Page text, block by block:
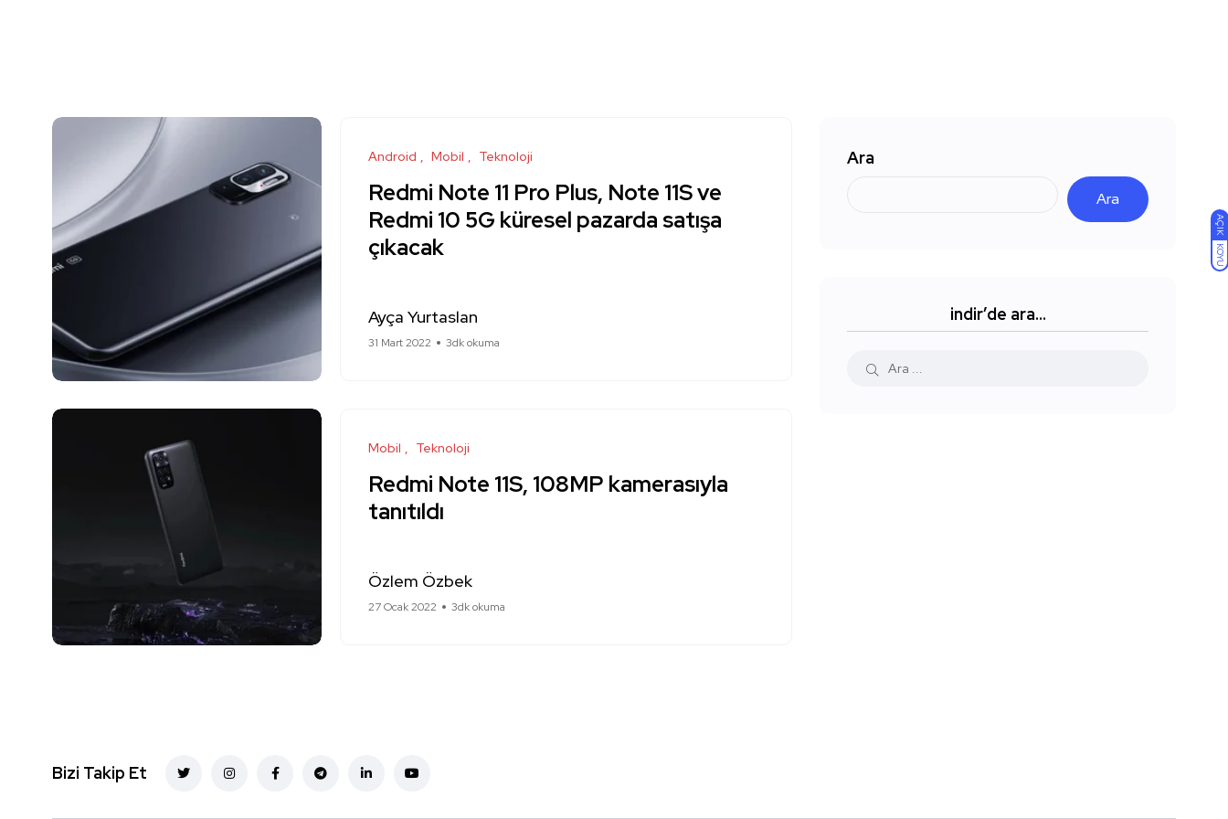
AÇIK
KOYU
Android Mobil Teknoloji
Redmi Note 11 Pro Plus, Note 11S ve
Redmi 10 5G küresel pazarda satışa
çıkacak
Ayça Yurtaslan
31 Mart 2022 3dk okuma
Mobil Teknoloji
Redmi Note 11S, 108MP kamerasıyla
tanıtıldı
Özlem Özbek
27 Ocak 2022 3dk okuma
Ara
Ara
indir’de ara…
Bizi Takip Et